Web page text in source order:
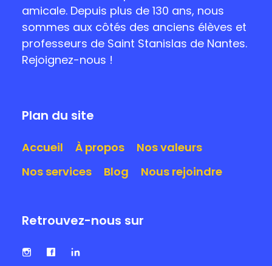
amicale. Depuis plus de 130 ans, nous
sommes aux côtés des anciens élèves et
professeurs de Saint Stanislas de Nantes.
Rejoignez-nous !
Plan du site
Accueil À propos
Nos valeurs
Nos services
Blog Nous rejoindre
Retrouvez-nous sur